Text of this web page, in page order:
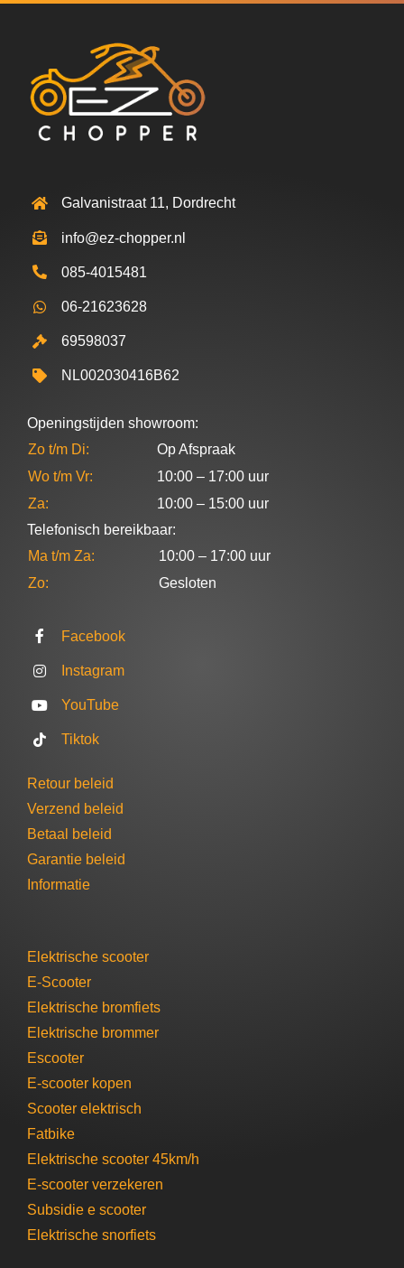
Galvanistraat 11, Dordrecht
info@ez-chopper.nl
085-4015481
06-21623628
69598037
NL002030416B62
Openingstijden showroom:
Zo t/m Di:
Op Afspraak
Wo t/m Vr:
10:00 – 17:00 uur
Za:
10:00 – 15:00 uur
Telefonisch bereikbaar:
Ma t/m Za:
10:00 – 17:00 uur
Zo:
Gesloten
Facebook
Instagram
YouTube
Tiktok
Retour beleid
Verzend beleid
Betaal beleid
Garantie beleid​
Informatie
Elektrische scooter
E-Scooter
Elektrische bromfiets
Elektrische brommer​
Escooter​
E-scooter​ kopen
Scooter elektrisch​
Fatbike
Elektrische scooter 45km/h
E-scooter verzekeren
Subsidie e scooter
Elektrische snorfiets